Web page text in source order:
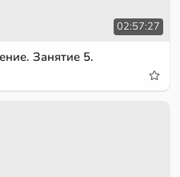
02:57:27
Занятие 5.